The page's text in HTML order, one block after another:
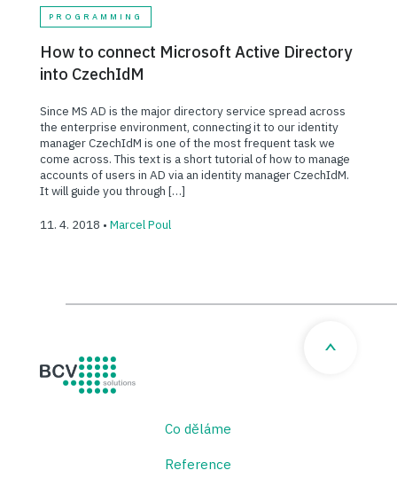
PROGRAMMING
How to connect Microsoft Active Directory
into CzechIdM
Since MS AD is the major directory service spread across
the enterprise environment, connecting it to our identity
manager CzechIdM is one of the most frequent task we
come across. This text is a short tutorial of how to manage
accounts of users in AD via an identity manager CzechIdM.
It will guide you through […]
11. 4. 2018 • Marcel Poul
Co děláme
Reference